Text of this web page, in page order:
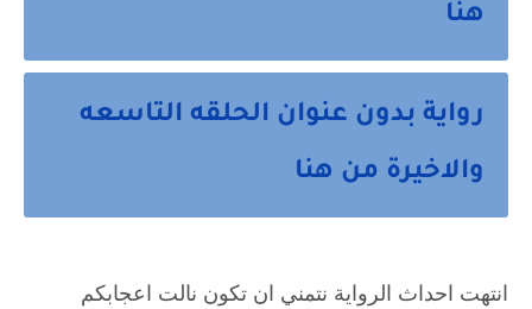
هنا
رواية بدون عنوان الحلقه التاسعه
والاخيرة من هنا
انتهت احداث الرواية نتمني ان تكون نالت اعجابكم